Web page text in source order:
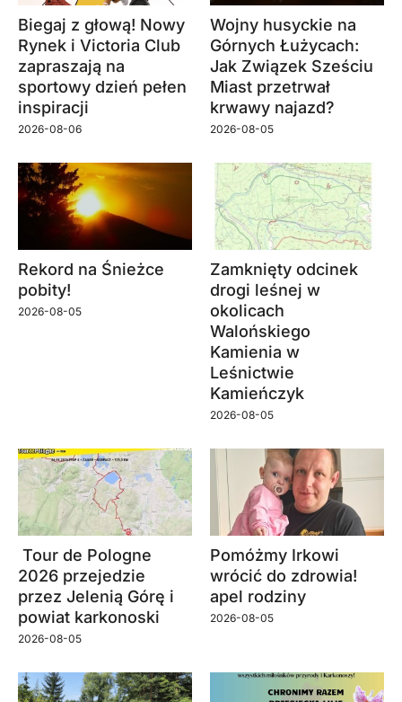
Biegaj z głową! Nowy
Rynek i Victoria Club
zapraszają na
sportowy dzień pełen
inspiracji
2026-08-06
Wojny husyckie na
Górnych Łużycach:
Jak Związek Sześciu
Miast przetrwał
krwawy najazd?
2026-08-05
Rekord na Śnieżce
pobity!
2026-08-05
Zamknięty odcinek
drogi leśnej w
okolicach
Walońskiego
Kamienia w
Leśnictwie
Kamieńczyk
2026-08-05
Tour de Pologne
2026 przejedzie
przez Jelenią Górę i
powiat karkonoski
2026-08-05
Pomóżmy Irkowi
wrócić do zdrowia!
apel rodziny
2026-08-05